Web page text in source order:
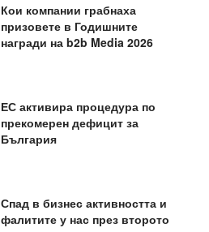
Кои компании грабнаха
призовете в Годишните
награди на b2b Media 2026
ЕС активира процедура по
прекомерен дефицит за
България
Спад в бизнес активността и
фалитите у нас през второто